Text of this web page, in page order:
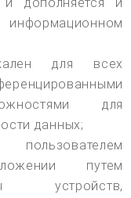
и дополняется и
для всех
для
данных;
путем
устройств,